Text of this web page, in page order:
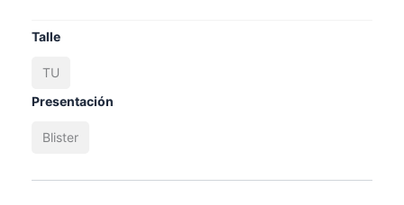
Talle
TU
Presentación
Blister